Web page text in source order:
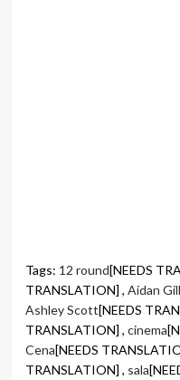
Tags: 12 round[NEEDS
TRANSLATION] , Aidan
Ashley Scott[NEEDS
TRANSLATION] , cinema
Cena[NEEDS
TRANSLATION] , sala